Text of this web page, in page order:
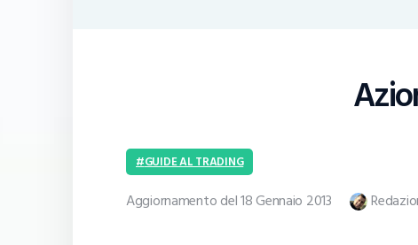
GUIDE AL TRADING
Aggiornamento del 18 Gennaio 2013